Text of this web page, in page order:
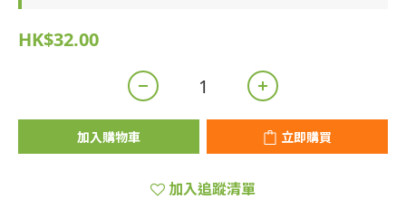
HK$32.00
加入購物車 立即購買
加入追蹤清單